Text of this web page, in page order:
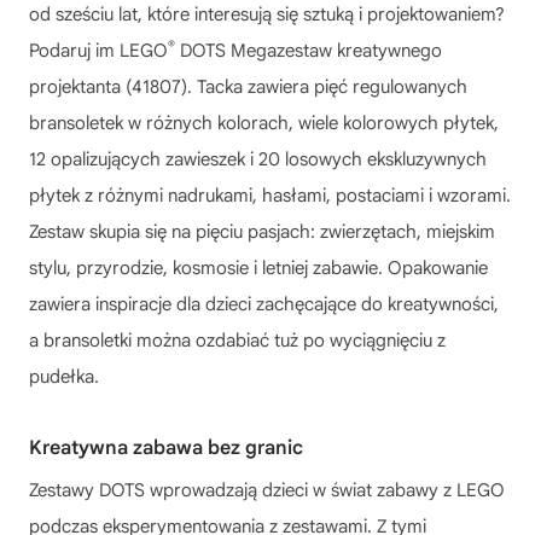
od sześciu lat, które interesują się sztuką i projektowaniem?
Podaruj im LEGO® DOTS Megazestaw kreatywnego
projektanta (41807). Tacka zawiera pięć regulowanych
bransoletek w różnych kolorach, wiele kolorowych płytek,
12 opalizujących zawieszek i 20 losowych ekskluzywnych
płytek z różnymi nadrukami, hasłami, postaciami i wzorami.
Zestaw skupia się na pięciu pasjach: zwierzętach, miejskim
stylu, przyrodzie, kosmosie i letniej zabawie. Opakowanie
zawiera inspiracje dla dzieci zachęcające do kreatywności,
a bransoletki można ozdabiać tuż po wyciągnięciu z
pudełka.
Kreatywna zabawa bez granic
Zestawy DOTS wprowadzają dzieci w świat zabawy z LEGO
podczas eksperymentowania z zestawami. Z tymi